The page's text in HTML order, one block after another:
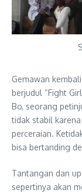
Gemawan
berjudul “Fight
Bo, seorang
tidak stabil
perceraian.
bisa bertanding
Tantangan dan
sepertinya akan